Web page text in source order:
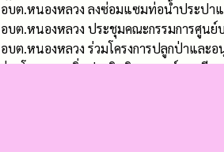
อบต.หนองหลวง ลงซ่อมแซมท่อน้ำประปา
อบต.หนองหลวง ประชุมคณะกรรมการศูนย์
อบต.หนองหลวง ร่วมโครงการปลูกป่าแล
ร่วมโครงการเพิ่มประสิทธิภาพศูนย์การเรี